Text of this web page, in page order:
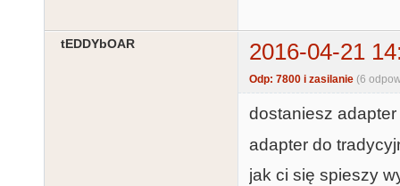
tEDDYbOAR 2016-04-21
Odp: 7800 i zasilanie (6
dostaniesz
adapter do
jak ci się spieszy